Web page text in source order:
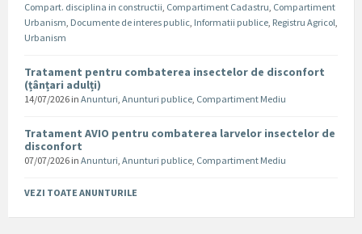
Compart. disciplina in constructii, Compartiment Cadastru, Compartiment
Urbanism, Documente de interes public, Informatii publice, Registru Agricol,
Urbanism
Tratament pentru combaterea insectelor de disconfort
(țânțari adulți)
14/07/2026 in Anunturi, Anunturi publice, Compartiment Mediu
Tratament AVIO pentru combaterea larvelor insectelor de
disconfort
07/07/2026 in Anunturi, Anunturi publice, Compartiment Mediu
VEZI TOATE ANUNTURILE